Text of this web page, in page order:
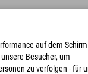
auf dem
Besucher, um
zu verfolgen - für